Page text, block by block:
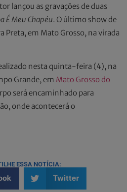
lançou as gravações de duas
É Meu Chapéu. O último show de
Preta, em Mato Grosso, na virada
nesta quinta-feira (4), na
Grande, em Mato Grosso do
será encaminhado para
onde acontecerá o
ESSA NOTÍCIA:
Twitter